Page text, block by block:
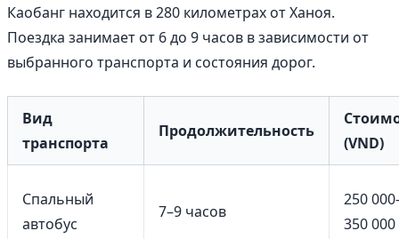
Каобанг находится в 280 километрах от Ханоя.
Поездка занимает от 6 до 9 часов в зависимости от
выбранного транспорта и состояния дорог.
Вид
транспорта
Продолжительность
(VND)
Спальный
автобус
7–9 часов
250
350 000